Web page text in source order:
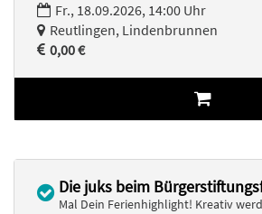
Fr., 18.09.2026, 14:00 Uhr
Reutlingen, Lindenbrunnen
0,00 €
Die juks beim
Mal Dein Ferienhighlight! Kreativ